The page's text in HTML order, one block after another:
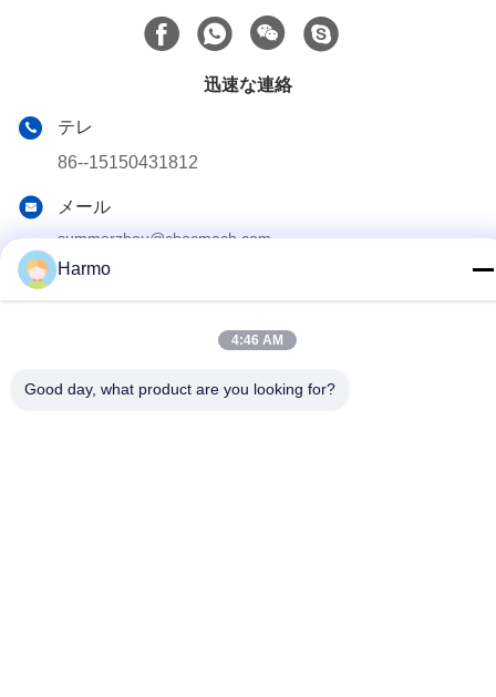
迅速な連絡
テレ
86--15150431812
メール
summerzhou@chocmach.com
アドレス
プライバシーポリシー |
地図
Harmo
4:46 AM
Good day, what product are you looking for?